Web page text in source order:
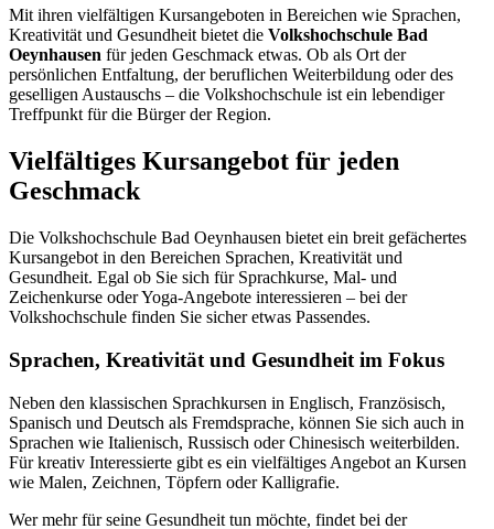
Mit ihren vielfältigen Kursangeboten in Bereichen wie Sprachen,
Kreativität und Gesundheit bietet die Volkshochschule Bad
Oeynhausen für jeden Geschmack etwas. Ob als Ort der
persönlichen Entfaltung, der beruflichen Weiterbildung oder des
geselligen Austauschs – die Volkshochschule ist ein lebendiger
Treffpunkt für die Bürger der Region.
Vielfältiges Kursangebot für jeden
Geschmack
Die Volkshochschule Bad Oeynhausen bietet ein breit gefächertes
Kursangebot in den Bereichen Sprachen, Kreativität und
Gesundheit. Egal ob Sie sich für Sprachkurse, Mal- und
Zeichenkurse oder Yoga-Angebote interessieren – bei der
Volkshochschule finden Sie sicher etwas Passendes.
Sprachen, Kreativität und Gesundheit im Fokus
Neben den klassischen Sprachkursen in Englisch, Französisch,
Spanisch und Deutsch als Fremdsprache, können Sie sich auch in
Sprachen wie Italienisch, Russisch oder Chinesisch weiterbilden.
Für kreativ Interessierte gibt es ein vielfältiges Angebot an Kursen
wie Malen, Zeichnen, Töpfern oder Kalligrafie.
Wer mehr für seine Gesundheit tun möchte, findet bei der